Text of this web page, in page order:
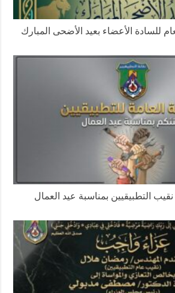
للسادة الأعضاء بعيد الأضحى المبارك
التطبيقيين بمناسبة عيد العمال